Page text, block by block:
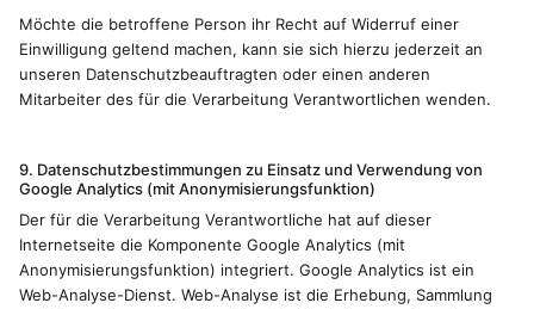
Möchte die betroffene Person ihr Recht auf Widerruf einer
Einwilligung geltend machen, kann sie sich hierzu jederzeit an
unseren Datenschutzbeauftragten oder einen anderen
Mitarbeiter des für die Verarbeitung Verantwortlichen wenden.
9. Datenschutzbestimmungen zu Einsatz und Verwendung von
Google Analytics (mit Anonymisierungsfunktion)
Der für die Verarbeitung Verantwortliche hat auf dieser
Internetseite die Komponente Google Analytics (mit
Anonymisierungsfunktion) integriert. Google Analytics ist ein
Web-Analyse-Dienst. Web-Analyse ist die Erhebung, Sammlung